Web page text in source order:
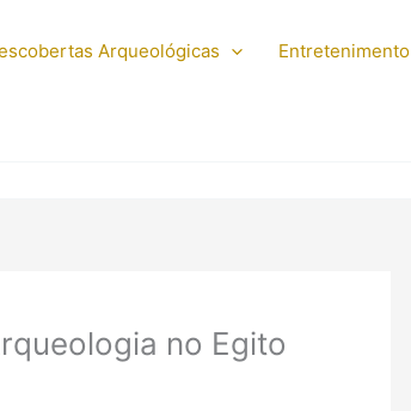
Arqueológicas Entretenimento
no Egito